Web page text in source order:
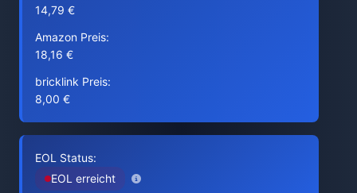
14,79 €
Amazon Preis:
18,16 €
bricklink Preis:
8,00 €
EOL Status:
EOL erreicht